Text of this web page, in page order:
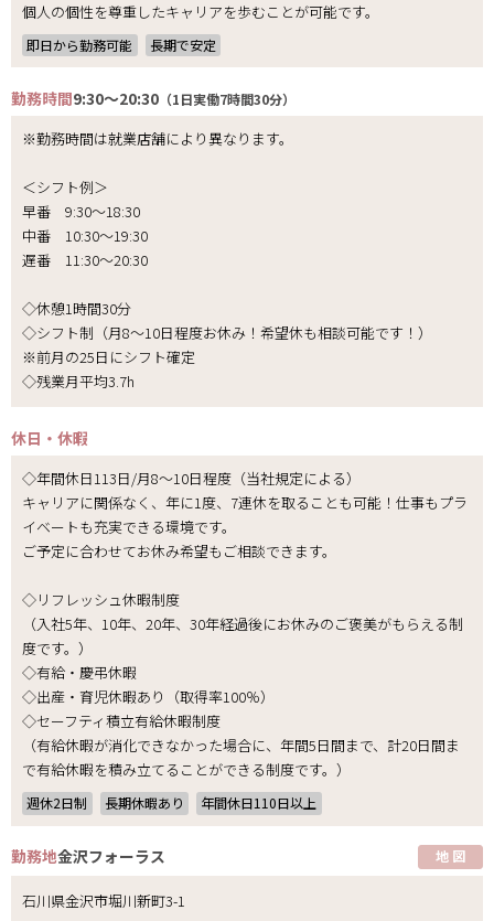
個人の個性を尊重したキャリアを歩むことが可能です。
即日から勤務可能 長期で安定
勤務時間9:30～20:30 （1日実働7時間30分）
※勤務時間は就業店舗により異なります。
＜シフト例＞
早番 9:30～18:30
中番 10:30～19:30
遅番 11:30～20:30
◇休憩1時間30分
◇シフト制（月8～10日程度お休み！希望休も相談可能です！）
※前月の25日にシフト確定
◇残業月平均3.7h
休日・休暇
◇年間休日113日/月8～10日程度（当社規定による）
キャリアに関係なく、年に1度、7連休を取ることも可能！仕事もプラ
イベートも充実できる環境です。
ご予定に合わせてお休み希望もご相談できます。
◇リフレッシュ休暇制度
（入社5年、10年、20年、30年経過後にお休みのご褒美がもらえる制
度です。）
◇有給・慶弔休暇
◇出産・育児休暇あり（取得率100％）
◇セーフティ積立有給休暇制度
（有給休暇が消化できなかった場合に、年間5日間まで、計20日間ま
で有給休暇を積み立てることができる制度です。）
週休2日制 長期休暇あり 年間休日110日以上
勤務地金沢フォーラス 地 図
石川県金沢市堀川新町3-1